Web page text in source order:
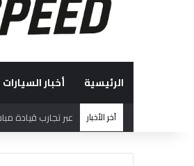
الرئيسية أخبار السيارات
آخر الأخبار “الوعلان للتجارة” تحصد جائزة